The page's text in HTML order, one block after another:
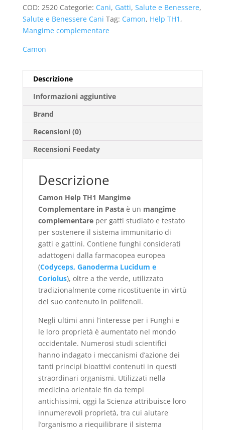
COD: 2520 Categorie: Cani, Gatti, Salute e Benessere,
Salute e Benessere Cani Tag: Camon, Help TH1 ,
Mangime complementare
Camon
Descrizione
Informazioni aggiuntive
Brand
Recensioni (0)
Recensioni Feedaty
Descrizione
Camon Help TH1 Mangime
Complementare in Pastaè un mangime
complementareper gatti studiato e testato
per sostenere il sistema immunitario di
gatti e gattini. Contiene funghi considerati
adattogeni dalla farmacopea europea
(Codyceps, Ganoderma Lucidum e
Coriolus), oltre a the verde, utilizzato
tradizionalmente come ricostituente in virtù
del suo contenuto in polifenoli.
Negli ultimi anni l’interesse per i Funghi e
le loro proprietà è aumentato nel mondo
occidentale. Numerosi studi scientifici
hanno indagato i meccanismi d’azione dei
tanti principi bioattivi contenuti in questi
straordinari organismi. Utilizzati nella
medicina orientale fin da tempi
antichissimi, oggi la Scienza attribuisce loro
innumerevoli proprietà, tra cui aiutare
l’organismo a riequilibrare il sistema